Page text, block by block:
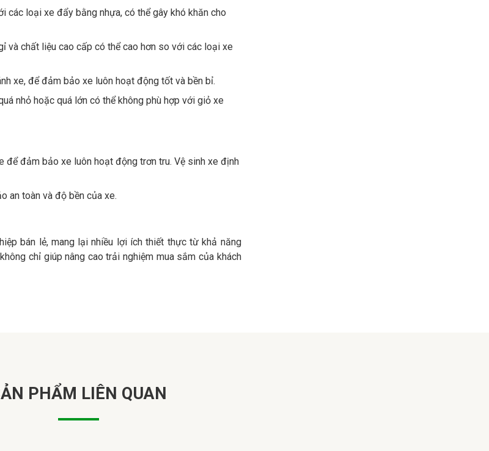
các loại xe đẩy bằng nhựa, có thể gây khó khăn cho
và chất liệu cao cấp có thể cao hơn so với các loại xe
xe, để đảm bảo xe luôn hoạt động tốt và bền bỉ.
nhỏ hoặc quá lớn có thể không phù hợp với giỏ xe
để đảm bảo xe luôn hoạt động trơn tru. Vệ sinh xe định
an toàn và độ bền của xe.
bán lẻ, mang lại nhiều lợi ích thiết thực từ khả năng
chỉ giúp nâng cao trải nghiệm mua sắm của khách
PHẨM LIÊN QUAN